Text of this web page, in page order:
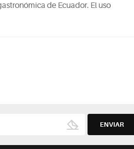
de Ecuador. El uso